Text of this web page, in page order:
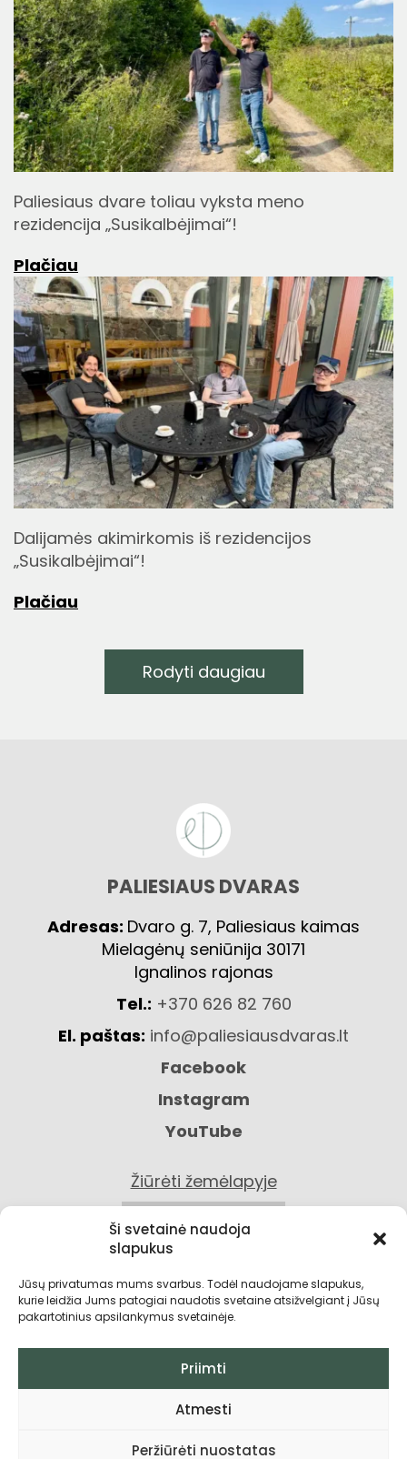
Ši svetainė naudoja
slapukus
Jūsų privatumas mums svarbus. Todėl naudojame slapukus,
kurie leidžia Jums patogiai naudotis svetaine atsižvelgiant į Jūsų
pakartotinius apsilankymus svetainėje.
Priimti
Atmesti
Peržiūrėti nuostatas
Paliesiaus dvare toliau vyksta meno
rezidencija „Susikalbėjimai“!
Plačiau
Dalijamės akimirkomis iš rezidencijos
„Susikalbėjimai“!
Plačiau
Rodyti daugiau
PALIESIAUS DVARAS
Adresas: Dvaro g. 7, Paliesiaus kaimas
Mielagėnų seniūnija 30171
Ignalinos rajonas
Tel.: +370 626 82 760
El. paštas: info@paliesiausdvaras.lt
Facebook
Instagram
YouTube
Žiūrėti žemėlapyje
KONTAKTAI
Privatumo politika